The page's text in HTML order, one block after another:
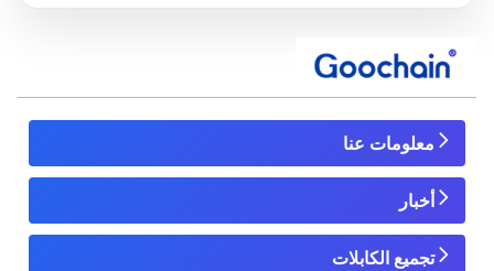
معلومات عنا
أخبار
تجميع الكابلات